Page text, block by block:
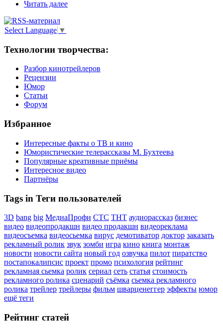
Читать далее
Select Language ▼
Технологии творчества:
Разбор кинотрейлеров
Рецензии
Юмор
Статьи
Форум
Избранное
Интересные факты о ТВ и кино
Юмористические телерассказы М. Бухтеева
Популярные креативные приёмы
Интересное видео
Партнёры
Tags in Теги пользователей
3D bang big МедиаПрофи СТС ТНТ аудиорассказ бизнес
видео видеопродакшн видео продакшн видеореклама
видеосъемка видеосьемка вирус демотиватор доктор заказать
рекламный ролик звук зомби игра кино книга монтаж
новости новости сайта новый год озвучка пилот пиратство
постапокалипсис проект промо психология рейтинг
рекламная сьемка ролик сериал сеть статья стоимость
рекламного ролика сценарий съёмка сьемка рекламного
ролика трейлер трейлеры фильм шварценеггер эффекты юмор
ещё теги
Рейтинг статей